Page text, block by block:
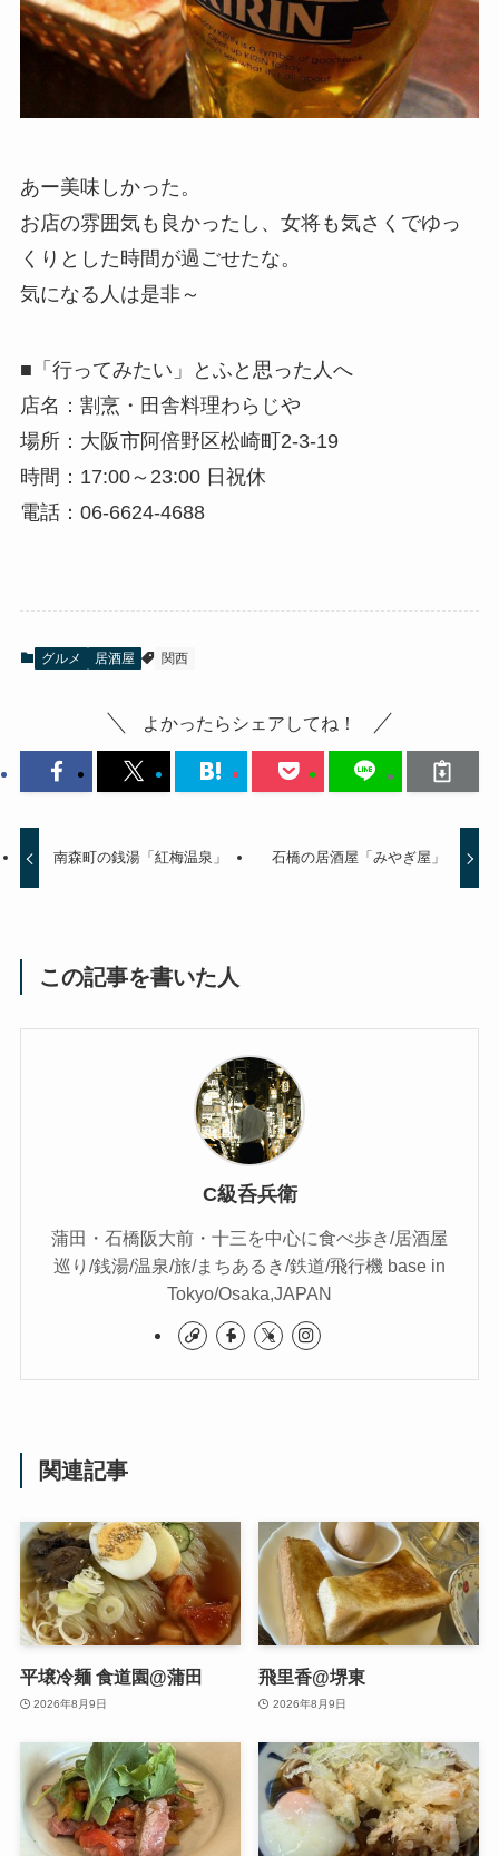
あー美味しかった。
お店の雰囲気も良かったし、女将も気さくでゆっ
くりとした時間が過ごせたな。
気になる人は是非～
■「行ってみたい」とふと思った人へ
店名：割烹・田舎料理わらじや
場所：大阪市阿倍野区松崎町2-3-19
時間：17:00～23:00 日祝休
電話：06-6624-4688
グルメ 居酒屋 関西
よかったらシェアしてね！
南森町の銭湯「紅梅温泉」 石橋の居酒屋「みやぎ屋」
この記事を書いた人
C級呑兵衛
蒲田・石橋阪大前・十三を中心に食べ歩き/居酒屋
巡り/銭湯/温泉/旅/まちあるき/鉄道/飛行機 base in
Tokyo/Osaka,JAPAN
関連記事
平壌冷麺 食道園@蒲田
2026年8月9日
飛里香@堺東
2026年8月9日